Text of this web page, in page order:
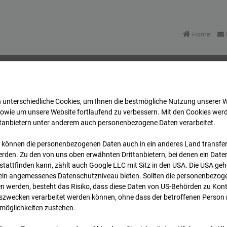
Home
STRABAG BMTI Werkstatthalle Garching Archiv 2026
BMTI
unterschiedliche Cookies, um Ihnen die best­mögliche Nutzung unserer
um unsere Website fortlaufend zu verbessern. Mit den Cookies
unter anderem auch personenbezogene Daten verarbeitet.
können die personenbezogenen Daten auch in ein anderes Land
Zu den von uns oben erwähnten Drittanbietern, bei denen ein
kann, zählt auch Google LLC mit Sitz in den USA. Die USA
angemessenes Datenschutzniveau bieten. Sollten die
werden, besteht das Risiko, dass diese Daten von US-Behörden zu
verarbeitet werden können, ohne dass der betroffenen Person
zustehen.